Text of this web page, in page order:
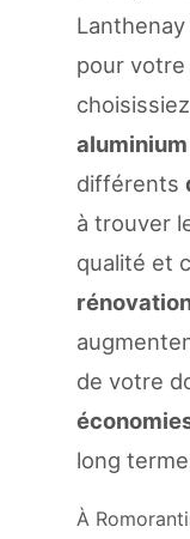
pour votre
aluminium
différents
à trouver
qualité et
de votre
long
À